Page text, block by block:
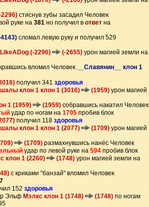
2296) стиснув зубы засадил Человек
руке на 381 но получил в ответ на
сломал левую руку и получил 529
LikeADog (-2296) (-2655) урон магией земли на
вломил Человек
__Славянин__ клон 1
получил 341 здоровья
клон 1 клон 1 (3016) (1959) урон магией
1 (1959) (1959) собравшись накатил Человек
удар по ногам на 1705 пробив блок
получил 118 здоровья
клон 1 клон 1 (2077) (1709) урон магией
(1709) размахнувшись нанёс Человек
удар по левой руке на 594 пробив блок
клон 1 (2260) (1748) урон магией земли на
с криками "банзай" вломил Человек
152 здоровья
Эльф Мэлкс клон 1 (1748) (1748) по ногам